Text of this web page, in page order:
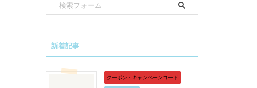
新着記事
クーポン・キャンペーンコード